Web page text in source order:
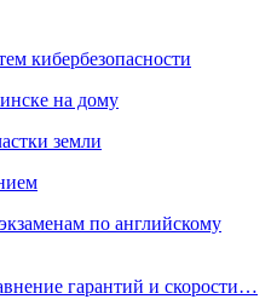
кибербезопасности
на дому
земли
по английскому
гарантий и скорости…